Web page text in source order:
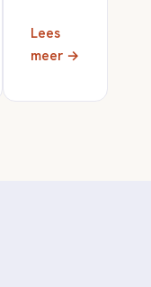
Lees
meer →